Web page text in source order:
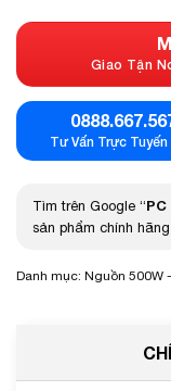
Giao Tận
Tư Vấn Trực Tuyến
Tìm trên Google “
sản phẩm chính
Danh mục: Nguồn 500W